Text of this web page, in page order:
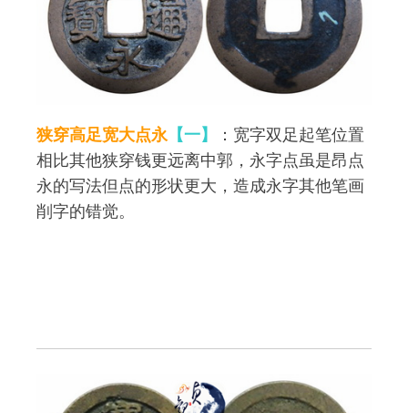
狭穿高足宽大点永 【一】
：宽字双足起笔位置
相比其他狭穿钱更远离中郭，永字点虽是昂点
永的写法但点的形状更大，造成永字其他笔画
削字的错觉。